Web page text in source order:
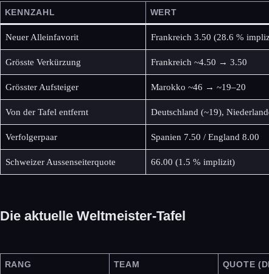
KENNZAHL WERT
Neuer Alleinfavorit Frankreich 3.50 (28.6 %
Grösste Verkürzung Frankreich ~4.50 → 3.50
Grösster Aufsteiger Marokko ~46 → ~19–20
Von der Tafel entfernt Deutschland (~19),
Verfolgerpaar Spanien 7.50 / England 8.00
Schweizer Aussenseiterquote 66.00 (1.5 % implizit)
Die aktuelle Weltmeister-Tafel
RANG TEAM QUOTE